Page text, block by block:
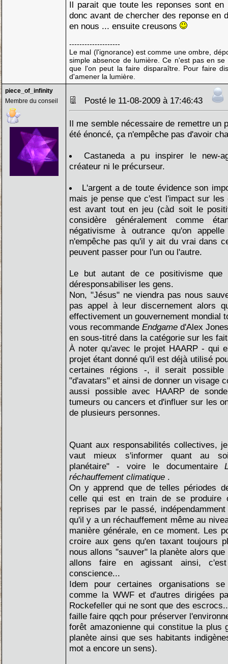
Il parait que toute les reponses sont
donc avant de chercher des reponse en
en nous ... ensuite creusons
--------------------
Le mal (l'ignorance) est comme une ombre,
simple absence de lumière. Ce n'est pas en
que l'on peut la faire disparaître. Pour faire
d'amener la lumière.
piece_of_infinity
Membre du conseil
Posté le 11-08-2009 à 17:46:43
Il me semble nécessaire de remettre un
été énoncé, ça n'empêche pas d'avoir
Castaneda a pu inspirer le new-
créateur ni le précurseur.
L'argent a de toute évidence son
mais je pense que c'est l'impact sur
est avant tout en jeu (càd soit le
considère généralement comme
négativisme à outrance qu'on
n'empêche pas qu'il y ait du vrai dans
peuvent passer pour l'un ou l'autre.
Le but autant de ce positivisme que
déresponsabiliser les gens.
Non, "Jésus" ne viendra pas nous
pas appel à leur discernement alors
effectivement un gouvernement mondial
vous recommande Endgame d'Alex
en sous-titré dans la catégorie sur les
À noter qu'avec le projet HAARP - qui
projet étant donné qu'il est déjà utilisé
certaines régions -, il serait
"d'avatars" et ainsi de donner un visage
aussi possible avec HAARP de
tumeurs ou cancers et d'influer sur les
de plusieurs personnes.
Quant aux responsabilités collectives,
vaut mieux s'informer quant au soi-
planétaire" - voire le documentaire
réchauffement climatique .
On y apprend que de telles périodes
celle qui est en train de se produire
reprises par le passé,
qu'il y a un réchauffement même au
manière générale, en ce moment. Les
croire aux gens qu'en taxant toujours
nous allons "sauver" la planète alors
allons faire en agissant ainsi,
conscience...
Idem pour certaines organisations se
comme la WWF et d'autres dirigées
Rockefeller qui ne sont que des
faille faire qqch pour préserver
forêt amazonienne qui constitue la plus
planète ainsi que ses habitants
mot a encore un sens).